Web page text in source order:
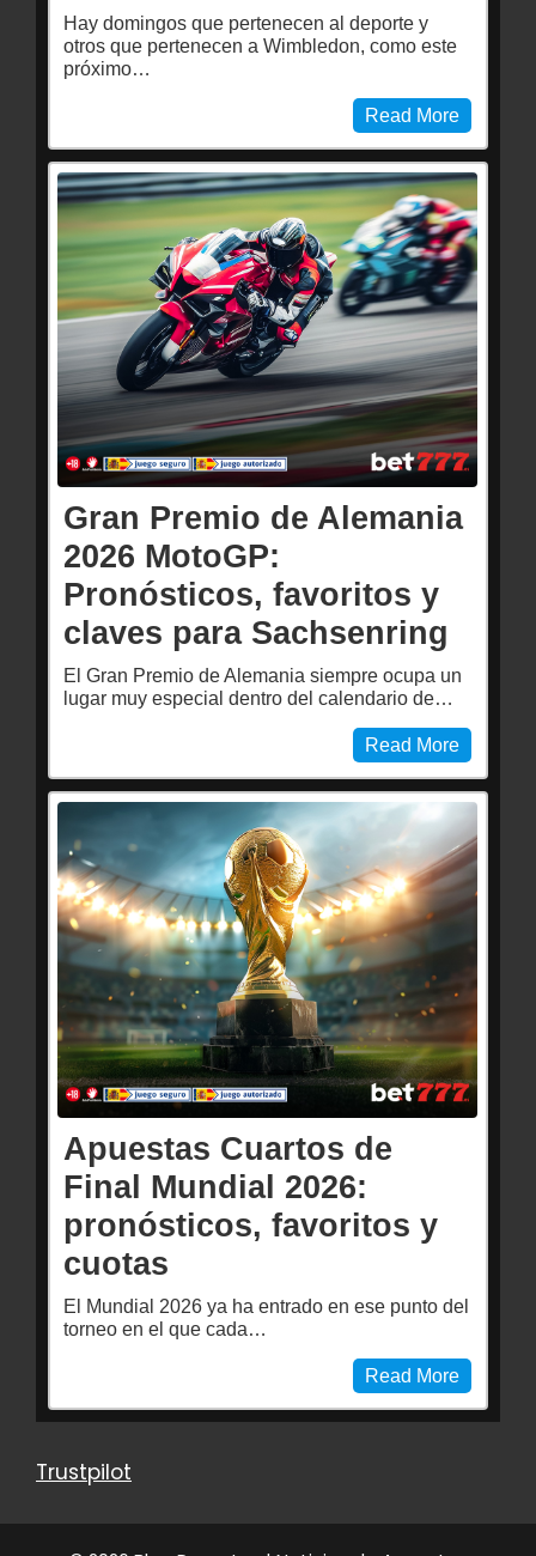
Hay domingos que pertenecen al deporte y
otros que pertenecen a Wimbledon, como este
próximo…
Read More
Gran Premio de Alemania
2026 MotoGP:
Pronósticos, favoritos y
claves para Sachsenring
El Gran Premio de Alemania siempre ocupa un
lugar muy especial dentro del calendario de…
Read More
Apuestas Cuartos de
Final Mundial 2026:
pronósticos, favoritos y
cuotas
El Mundial 2026 ya ha entrado en ese punto del
torneo en el que cada…
Read More
Trustpilot